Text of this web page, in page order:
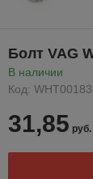
Болт VAG
В наличии
Код:
31,85 руб.